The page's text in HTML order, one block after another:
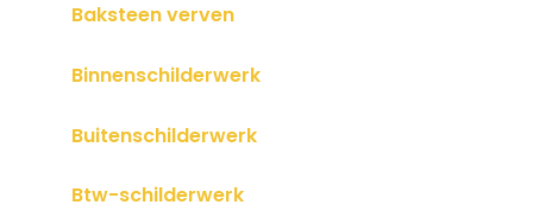
Baksteen verven
Binnenschilderwerk
Buitenschilderwerk
Btw-schilderwerk